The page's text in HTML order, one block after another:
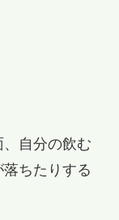
自分の飲む
ちたりする